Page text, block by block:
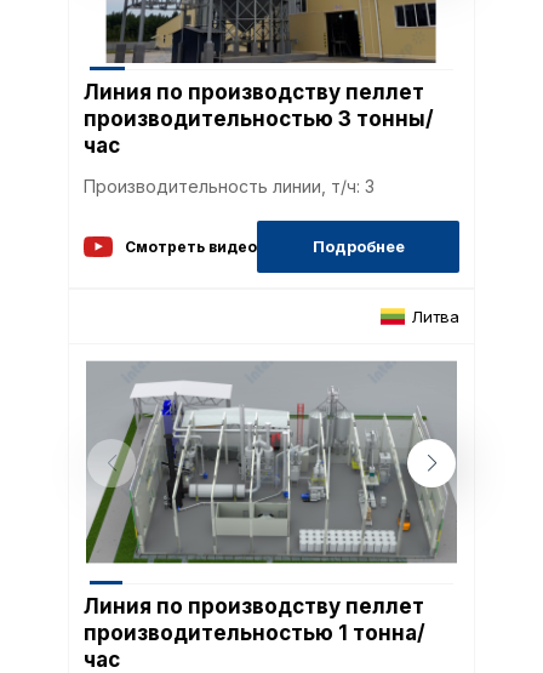
Линия по производству пеллет
производительностью 3 тонны/
час
Производительность линии, т/ч: 3
Смотреть видео Подробнее
Литва
Линия по производству пеллет
производительностью 1 тонна/
час